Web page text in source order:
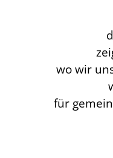
wo wir
für